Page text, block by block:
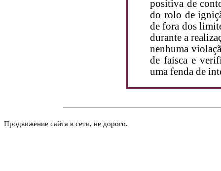
positiva de
do rolo de
de fora dos
durante a
nenhuma
de faísca e
uma fenda de
Продвижение сайта в сети, не дорого.